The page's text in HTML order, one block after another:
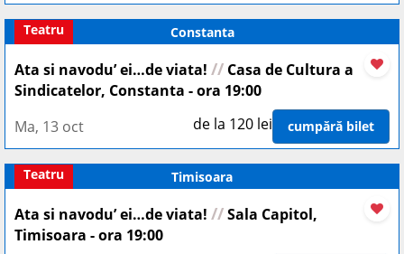
Constanta
Teatru
Ata si navodu’ ei…de viata! // Casa de Cultura a
Sindicatelor, Constanta - ora 19:00
Ma, 13 oct
de la 120 lei cumpără bilet
Timisoara
Teatru
Ata si navodu’ ei…de viata! //Sala Capitol,
Timisoara - ora 19:00